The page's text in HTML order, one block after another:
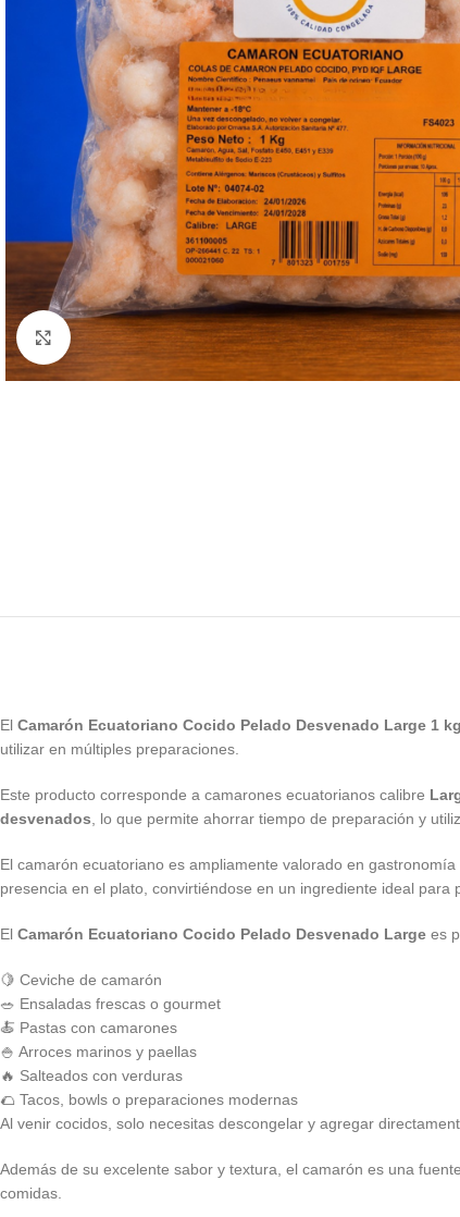
Clic para ampliar
El Camarón Ecuatoriano Cocido Pelado Desvenado Large 1
utilizar en múltiples preparaciones.
Este producto corresponde a camarones ecuatorianos calibre
desvenados , lo que permite ahorrar tiempo de preparación y
El camarón ecuatoriano es ampliamente valorado en
presencia en el plato, convirtiéndose en un ingrediente ideal para
El Camarón Ecuatoriano Cocido Pelado Desvenado Large es
🍋 Ceviche de camarón
🥗 Ensaladas frescas o gourmet
🍝 Pastas con camarones
🍚 Arroces marinos y paellas
🔥 Salteados con verduras
🌮 Tacos, bowls o preparaciones modernas
Al venir cocidos, solo necesitas descongelar y agregar
Además de su excelente sabor y textura, el camarón es una
comidas.